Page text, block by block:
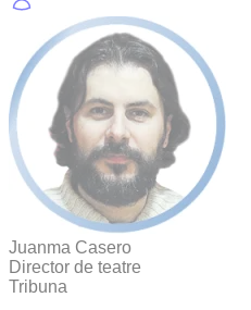
Juanma Casero
Director de teatre
Tribuna